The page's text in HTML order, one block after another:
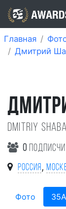
Главная
Дмитрий
Dmitriy
0
Россия ,
Фото